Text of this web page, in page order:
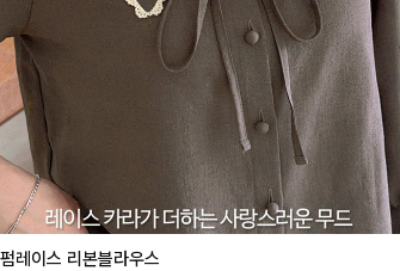
펌레이스 리본블라우스